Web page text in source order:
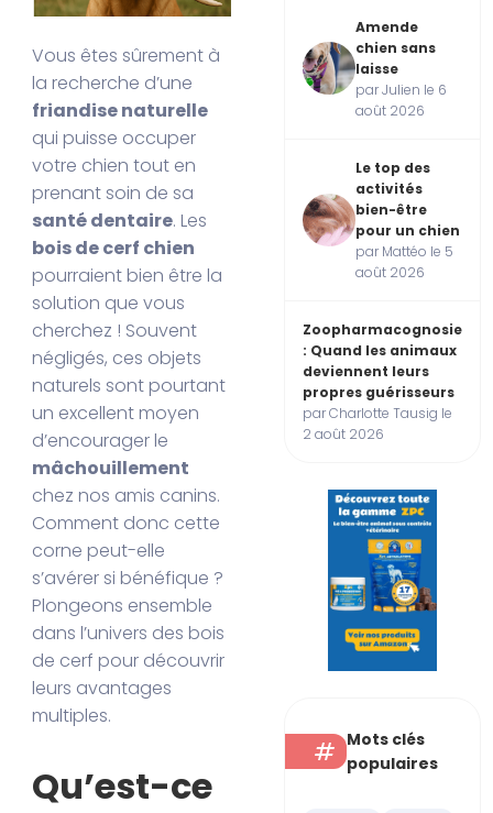
Vous êtes sûrement à
la recherche d’une
friandise naturelle
qui puisse occuper
votre chien tout en
prenant soin de sa
santé dentaire. Les
bois de cerf chien
pourraient bien être la
solution que vous
cherchez ! Souvent
négligés, ces objets
naturels sont pourtant
un excellent moyen
d’encourager le
mâchouillement
chez nos amis canins.
Comment donc cette
corne peut-elle
s’avérer si bénéfique ?
Plongeons ensemble
dans l’univers des bois
de cerf pour découvrir
leurs avantages
multiples.
Qu’est-ce
Amende
chien sans
laisse
par Julien le 6
août 2026
Le top des
activités
bien-être
pour un chien
par Mattéo le 5
août 2026
Zoopharmacognosie
: Quand les animaux
deviennent leurs
propres guérisseurs
par Charlotte Tausig le
2 août 2026
Mots clés
populaires